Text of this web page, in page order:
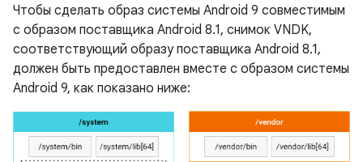
Чтобы сделать образ системы Android 9 совместимым
с образом поставщика Android 8.1, снимок VNDK,
соответствующий образу поставщика Android 8.1,
должен быть предоставлен вместе с образом системы
Android 9, как показано ниже: